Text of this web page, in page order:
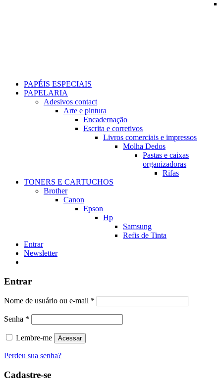
PAPÉIS ESPECIAIS
PAPELARIA
Adesivos contact
Arte e pintura
Encadernação
Escrita e corretivos
Livros comerciais e impressos
Molha Dedos
Pastas e caixas
organizadoras
Rifas
TONERS E CARTUCHOS
Brother
Canon
Epson
Hp
Samsung
Refis de Tinta
Entrar
Newsletter
Entrar
Nome de usuário ou e-mail *
Senha *
Lembre-me Acessar
Perdeu sua senha?
Cadastre-se